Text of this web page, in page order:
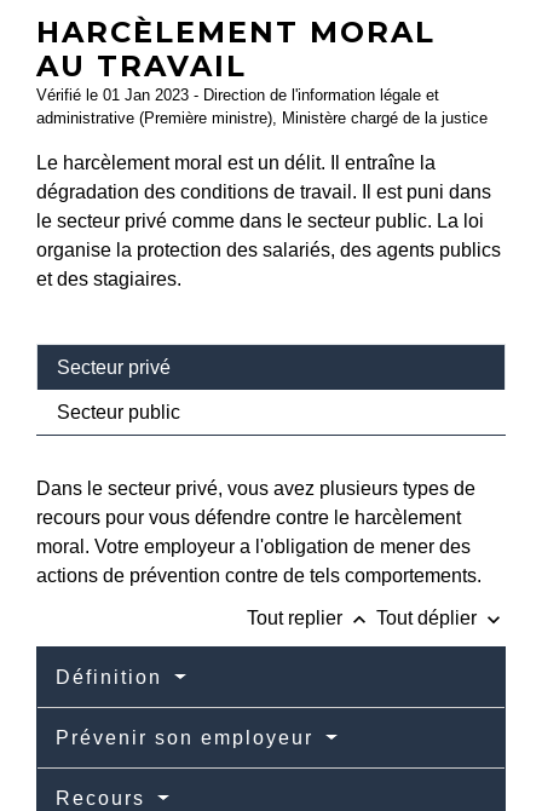
HARCÈLEMENT MORAL
AU TRAVAIL
Vérifié le 01 Jan 2023 - Direction de l'information légale et
administrative (Première ministre), Ministère chargé de la justice
Le harcèlement moral est un délit. Il entraîne la
dégradation des conditions de travail. Il est puni dans
le secteur privé comme dans le secteur public. La loi
organise la protection des salariés, des agents publics
et des stagiaires.
Secteur privé
Secteur public
Dans le secteur privé, vous avez plusieurs types de
recours pour vous défendre contre le harcèlement
moral. Votre employeur a l'obligation de mener des
actions de prévention contre de tels comportements.
Tout replier keyboard_arrow_up Tout déplier keyboard_arrow_down
Définition
Prévenir son employeur
Recours